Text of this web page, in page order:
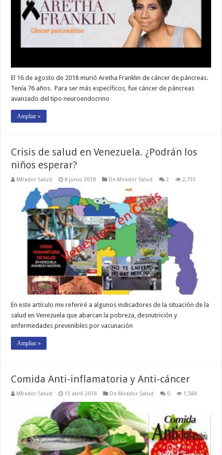
El 16 de agosto de 2018 murió Aretha Franklin de cáncer de páncreas.
Tenía 76 años. Para ser más específicos, fue cáncer de páncreas
avanzado del tipo neuroendocrino
Ampliar »
Crisis de salud en Venezuela. ¿Podrán los
niños esperar?
MIrador Salud 8 junio 2018 De Mirador Salud 2 2,733
En este artículo me referiré a algunos indicadores de la situación de la
salud en Venezuela que abarcan la pobreza, desnutrición y
enfermedades prevenibles por vacunación
Ampliar »
Comida Anti-inflamatoria y Anti-cáncer
MIrador Salud 13 abril 2018 De Mirador Salud 0 1,584